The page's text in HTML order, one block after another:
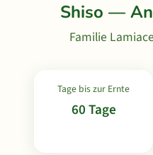
Shiso —
Familie
Tage bis zur Ernte
60 Tage